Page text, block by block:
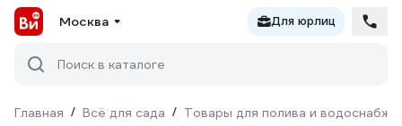
Москва Для юрлиц
Поиск в каталоге
Главная / Всё для сада / Товары для полива и